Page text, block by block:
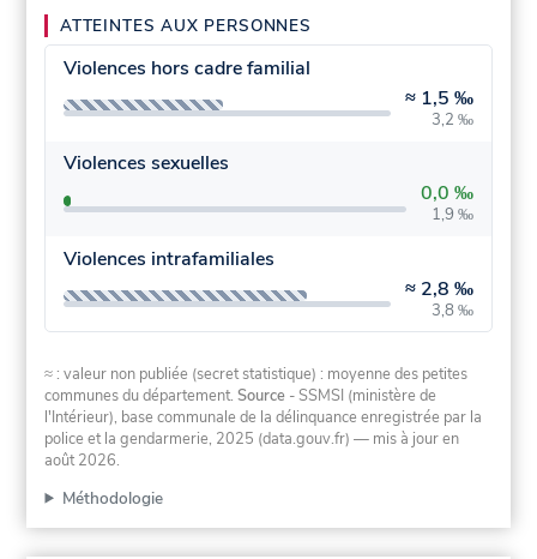
ATTEINTES AUX PERSONNES
Violences hors cadre familial
≈ 1,5 ‰
3,2 ‰
Violences sexuelles
0,0 ‰
1,9 ‰
Violences intrafamiliales
≈ 2,8 ‰
3,8 ‰
≈ : valeur non publiée (secret statistique) : moyenne des petites
communes du département.Source - SSMSI (ministère de
l'Intérieur), base communale de la délinquance enregistrée par la
police et la gendarmerie, 2025 (data.gouv.fr) — mis à jour en
août 2026.
Méthodologie